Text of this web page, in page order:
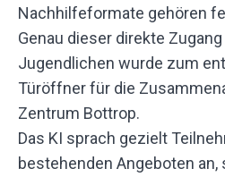
Nachhilfeformate gehören
Genau dieser direkte
Jugendlichen wurde zum
Türöffner für die
Zentrum Bottrop.
Das KI sprach gezielt
bestehenden Angeboten